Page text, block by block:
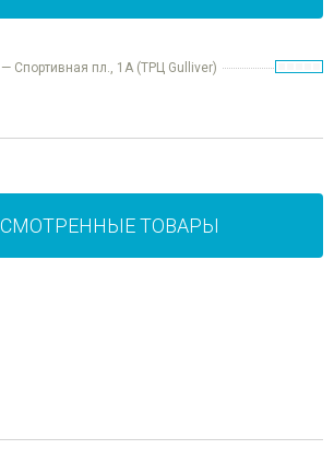
Спортивная пл., 1А (ТРЦ Gulliver)
ТОВАРЫ